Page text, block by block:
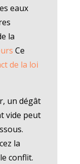
eaux
la
Ce
de la loi
un dégât
vide peut
la
conflit.